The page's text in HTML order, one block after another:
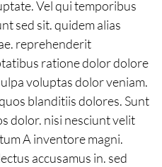
Vel qui temporibus
sed sit. quidem alias
reprehenderit
ratione dolor dolore
voluptas dolor veniam.
blanditiis dolores. Sunt
dolor. nisi nesciunt velit
A inventore magni.
accusamus in. sed